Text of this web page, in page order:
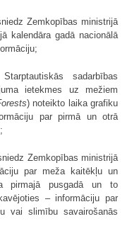
Zemkopības ministrijā
kalendāra gadā nacionālā
sadarbības
ietekmes uz mežiem
) noteikto laika grafiku
par pirmā un otrā
Zemkopības ministrijā
par meža kaitēkļu un
pirmajā pusgadā un to
– informāciju par
vai slimību savairošanās